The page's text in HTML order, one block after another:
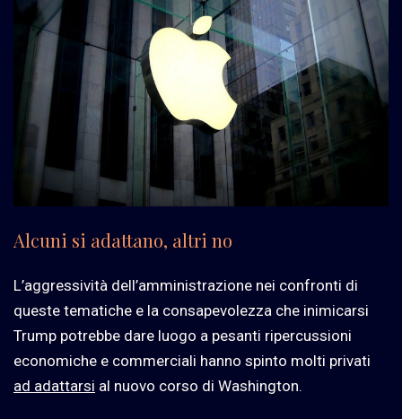
Alcuni si adattano, altri no
L’aggressività dell’amministrazione nei confronti di
queste tematiche e la consapevolezza che inimicarsi
Trump potrebbe dare luogo a pesanti ripercussioni
economiche e commerciali hanno spinto molti privati
ad adattarsi al nuovo corso di Washington.